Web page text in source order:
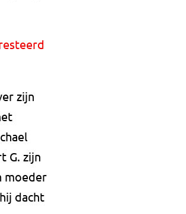
zijn
G. zijn
moeder
dacht